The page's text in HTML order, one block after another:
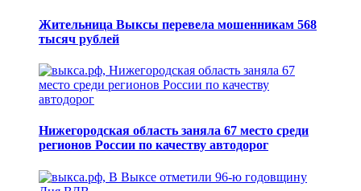
Жительница Выксы перевела мошенникам 568
тысяч рублей
Нижегородская область заняла 67 место среди
регионов России по качеству автодорог